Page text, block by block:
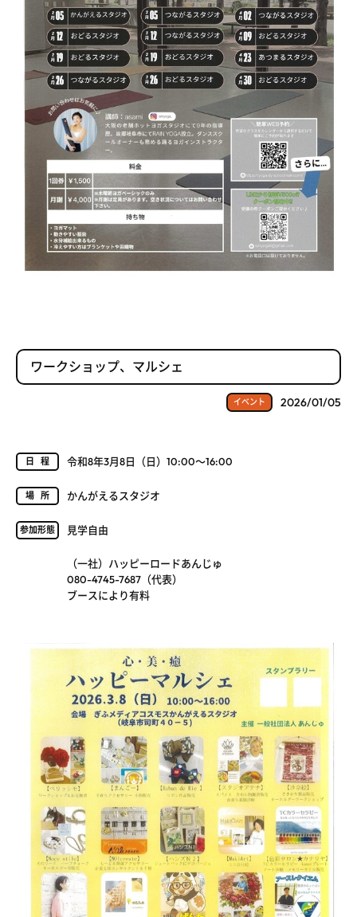
ワークショップ、マルシェ
イベント 2026/01/05
日程 令和8年3月8日（日）10:00～16:00
場所 かんがえるスタジオ
参加形態 見学自由
（一社）ハッピーロードあんじゅ
080-4745-7687（代表）
ブースにより有料